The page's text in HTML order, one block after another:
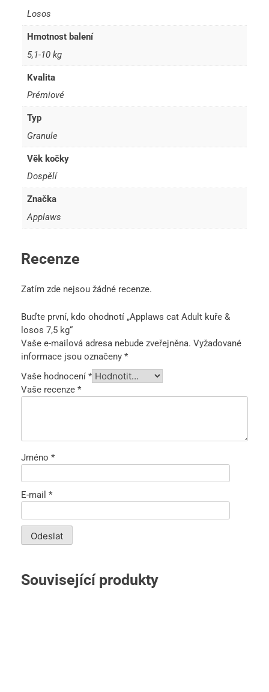
Losos
Hmotnost balení
5,1-10 kg
Kvalita
Prémiové
Typ
Granule
Věk kočky
Dospělí
Značka
Applaws
Recenze
Zatím zde nejsou žádné recenze.
Buďte první, kdo ohodnotí „Applaws cat Adult kuře &
losos 7,5 kg“
Vaše e-mailová adresa nebude zveřejněna. Vyžadované
informace jsou označeny *
Vaše hodnocení *
Vaše recenze *
Jméno *
E-mail *
Související produkty